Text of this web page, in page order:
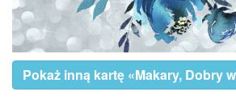
Pokaż inną kartę «Makary, Dobry